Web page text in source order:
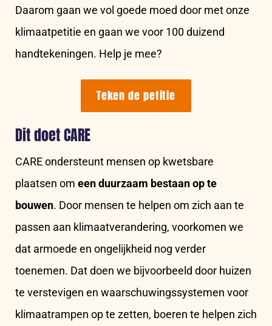
Daarom gaan we vol goede moed door met onze
klimaatpetitie en gaan we voor 100 duizend
handtekeningen. Help je mee?
Teken de petitie
Dit doet CARE
CARE ondersteunt mensen op kwetsbare
plaatsen om een duurzaam bestaan op te
bouwen. Door mensen te helpen om zich aan te
passen aan klimaatverandering, voorkomen we
dat armoede en ongelijkheid nog verder
toenemen. Dat doen we bijvoorbeeld door huizen
te verstevigen en waarschuwingssystemen voor
klimaatrampen op te zetten, boeren te helpen zich